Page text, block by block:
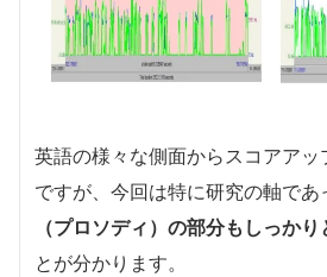
英語の様々な側面からスコアアッ
ですが、今回は特に研究の軸であ
（プロソディ）の部分もしっか
とが分かります。